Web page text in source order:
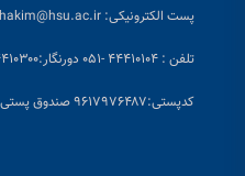
پست الکترونیکی:hakim@hsu.ac.ir
دورنگار:۴۴۴۱۰۳۰۰ -۰۵۱
پستی:۹۶۱۷۹۷۶۴۸۷ صندوق پستی:۳۹۷